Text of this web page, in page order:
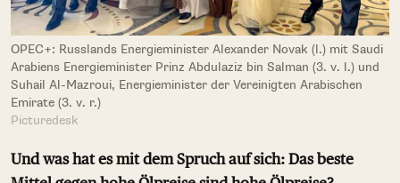
OPEC+: Russlands Energieminister Alexander Novak (l.) mit Saudi
Arabiens Energieminister Prinz Abdulaziz bin Salman (3. v. l.) und
Suhail Al-Mazroui, Energieminister der Vereinigten Arabischen
Emirate (3. v. r.)
Picturedesk
Und was hat es mit dem Spruch auf sich: Das beste